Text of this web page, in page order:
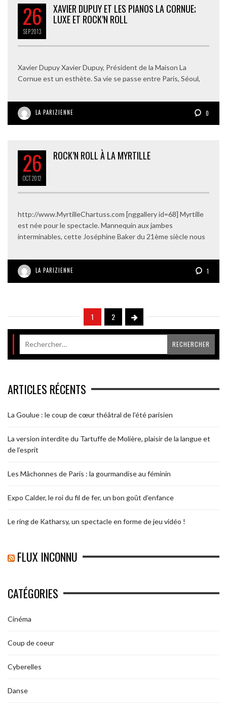
26
SEP2013
XAVIER DUPUY ET LES PIANOS LA CORNUE;
LUXE ET ROCK’N ROLL
Xavier Dupuy Xavier Dupuy, Président de la Maison La
Cornue est un esthète. Sa vie se passe entre Paris, Séoul,
LA PARIZIENNE 0
26
OCT2012
ROCK’N ROLL À LA MYRTILLE
http://www.MyrtilleChartuss.com [nggallery id=68] Myrtille
est née pour le spectacle. Mannequin aux jambes
interminables, cette Joséphine Baker du 21ème siècle nous
LA PARIZIENNE 1
1 2
ARTICLES RÉCENTS
La Goulue : le coup de cœur théâtral de l’été parisien
La version interdite du Tartuffe de Molière, plaisir de la langue et
de l’esprit
Les Mâchonnes de Paris : la gourmandise au féminin
Expo Calder, le roi du fil de fer, un bon goût d’enfance
Le ring de Katharsy, un spectacle en forme de jeu vidéo !
FLUX INCONNU
CATÉGORIES
Cinéma
Coup de coeur
Cyberelles
Danse